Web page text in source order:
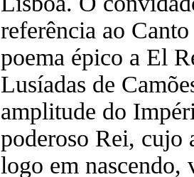
referência ao
poema épico a El
Lusíadas de
amplitude do
poderoso Rei,
logo em